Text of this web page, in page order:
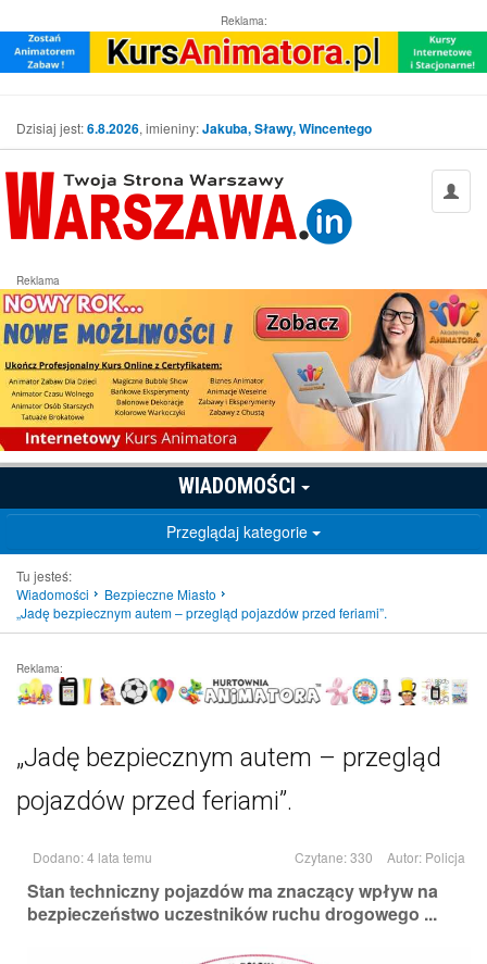
Reklama:
Dzisiaj jest:6.8.2026, imieniny:Jakuba, Sławy, Wincentego
Reklama
WIADOMOŚCI
Przeglądaj kategorie
Tu jesteś:
Wiadomości
Bezpieczne Miasto
„Jadę bezpiecznym autem – przegląd pojazdów przed feriami”.
Reklama:
„Jadę bezpiecznym autem – przegląd
pojazdów przed feriami”.
Dodano: 4 lata temu Czytane: 330 Autor: Policja
Stan techniczny pojazdów ma znaczący wpływ na
bezpieczeństwo uczestników ruchu drogowego ...